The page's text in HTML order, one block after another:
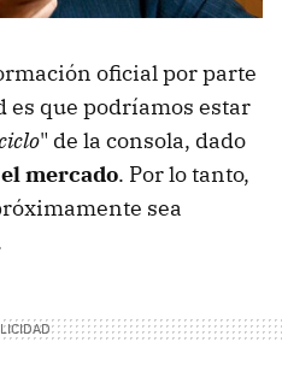
oficial por parte
es que podríamos estar
" de la consola, dado
mercado. Por lo tanto,
sea